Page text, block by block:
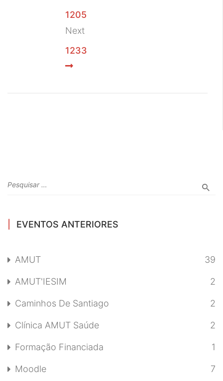
1205
Next
1233
EVENTOS ANTERIORES
AMUT 39
AMUT'IESIM 2
Caminhos De Santiago 2
Clínica AMUT Saúde 2
Formação Financiada 1
Moodle 7